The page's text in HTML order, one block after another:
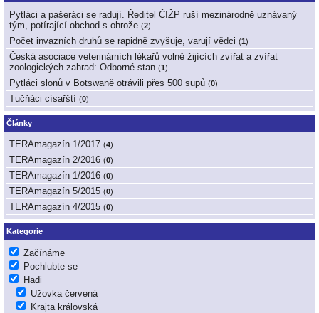
Pytláci a pašeráci se radují. Ředitel ČIŽP ruší mezinárodně uznávaný
tým, potírající obchod s ohrože (2)
Počet invazních druhů se rapidně zvyšuje, varují vědci (1)
Česká asociace veterinárních lékařů volně žijících zvířat a zvířat
zoologických zahrad: Odborné stan (1)
Pytláci slonů v Botswaně otrávili přes 500 supů (0)
Tučňáci císařští (0)
Články
TERAmagazín 1/2017 (4)
TERAmagazín 2/2016 (0)
TERAmagazín 1/2016 (0)
TERAmagazín 5/2015 (0)
TERAmagazín 4/2015 (0)
Kategorie
Začínáme
Pochlubte se
Hadi
Užovka červená
Krajta královská